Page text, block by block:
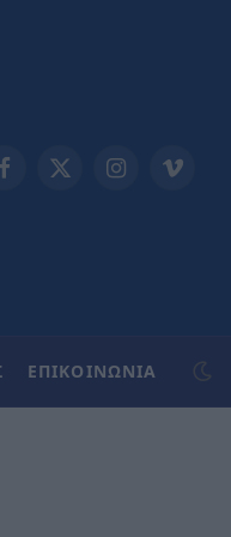
Facebook
X
InstagramVimeo
ΕΠΙΚΟΙΝΩΝΊΑ